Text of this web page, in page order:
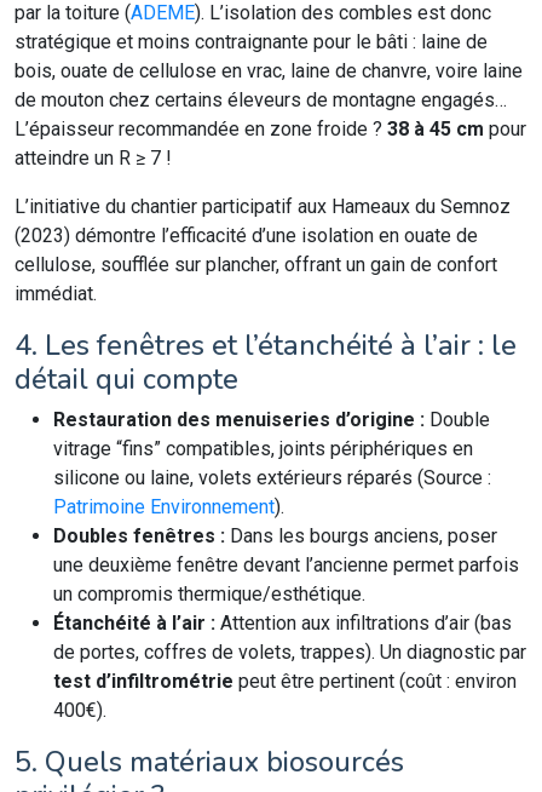
par la toiture (ADEME). L’isolation des combles est donc
stratégique et moins contraignante pour le bâti : laine de
bois, ouate de cellulose en vrac, laine de chanvre, voire laine
de mouton chez certains éleveurs de montagne engagés…
L’épaisseur recommandée en zone froide ? 38 à 45 cm pour
atteindre un R ≥ 7 !
L’initiative du chantier participatif aux Hameaux du Semnoz
(2023) démontre l’efficacité d’une isolation en ouate de
cellulose, soufflée sur plancher, offrant un gain de confort
immédiat.
4. Les fenêtres et l’étanchéité à l’air : le
détail qui compte
Restauration des menuiseries d’origine : Double
vitrage “fins” compatibles, joints périphériques en
silicone ou laine, volets extérieurs réparés (Source :
Patrimoine Environnement).
Doubles fenêtres : Dans les bourgs anciens, poser
une deuxième fenêtre devant l’ancienne permet parfois
un compromis thermique/esthétique.
Étanchéité à l’air : Attention aux infiltrations d’air (bas
de portes, coffres de volets, trappes). Un diagnostic par
test d’infiltrométrie peut être pertinent (coût : environ
400€).
5. Quels matériaux biosourcés